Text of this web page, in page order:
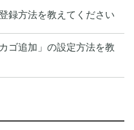
録方法を教えてください
ゴ追加」の設定方法を教